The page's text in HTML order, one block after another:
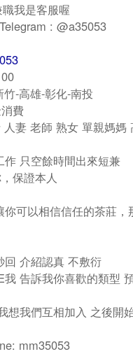
我是客服喔
: @a35053
-高雄-彰化-南投
費
妻 老師 熟女 單親媽媽
只空餘時間出來短兼
保證本人
可以相信信任的茶莊，
回 介紹認真 不敷衍
告訴我你喜歡的類型
想我們互相加入 之後開
mm35053